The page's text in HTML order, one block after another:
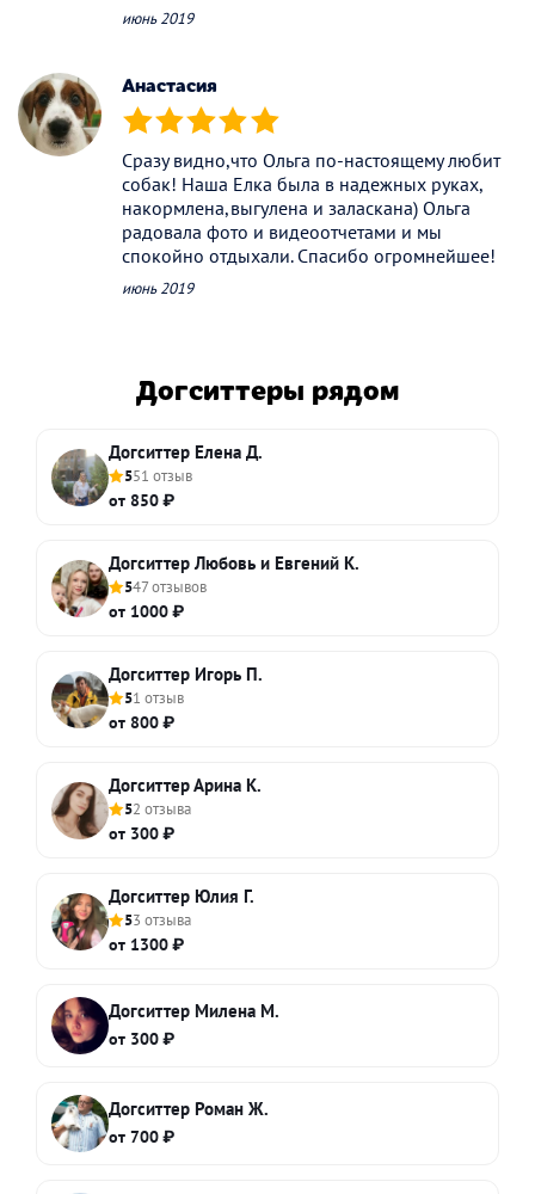
июнь 2019
Анастасия
(*) (*) (*) (*) (*)
Сразу видно,что Ольга по-настоящему любит
собак! Наша Елка была в надежных руках,
накормлена,выгулена и заласкана) Ольга
радовала фото и видеоотчетами и мы
спокойно отдыхали. Спасибо огромнейшее!
июнь 2019
Догситтеры рядом
Догситтер Елена Д.
551 отзыв
от 850 ₽
Догситтер Любовь и Евгений К.
547 отзывов
от 1000 ₽
Догситтер Игорь П.
51 отзыв
от 800 ₽
Догситтер Арина К.
52 отзыва
от 300 ₽
Догситтер Юлия Г.
53 отзыва
от 1300 ₽
Догситтер Милена М.
от 300 ₽
Догситтер Роман Ж.
от 700 ₽